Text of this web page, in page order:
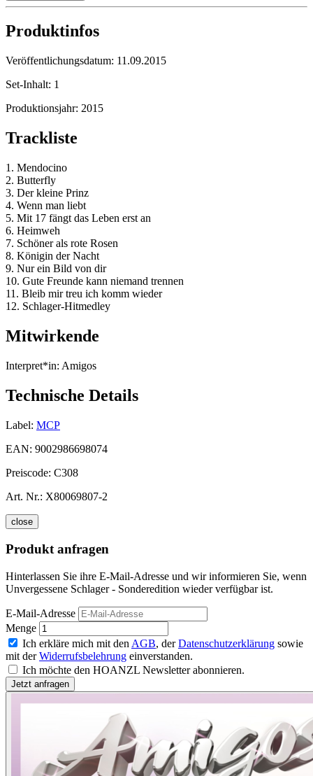
Produktinfos
Veröffentlichungsdatum: 11.09.2015
Set-Inhalt: 1
Produktionsjahr: 2015
Trackliste
1. Mendocino
2. Butterfly
3. Der kleine Prinz
4. Wenn man liebt
5. Mit 17 fängt das Leben erst an
6. Heimweh
7. Schöner als rote Rosen
8. Königin der Nacht
9. Nur ein Bild von dir
10. Gute Freunde kann niemand trennen
11. Bleib mir treu ich komm wieder
12. Schlager-Hitmedley
Mitwirkende
Interpret*in: Amigos
Technische Details
Label: MCP
EAN: 9002986698074
Preiscode: C308
Art. Nr.: X80069807-2
close
Produkt anfragen
Hinterlassen Sie ihre E-Mail-Adresse und wir informieren Sie, wenn
Unvergessene Schlager - Sonderedition wieder verfügbar ist.
E-Mail-Adresse
Menge
Ich erkläre mich mit den AGB, derDatenschutzerklärung sowie
mit derWiderrufsbelehrung einverstanden.
Ich möchte den HOANZL Newsletter abonnieren.